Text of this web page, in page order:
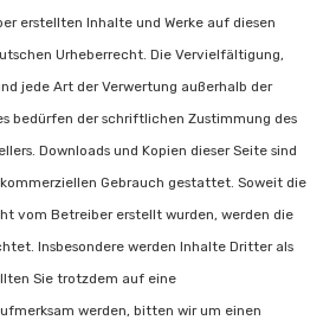
erstellten Inhalte und Werke auf diesen
Urheberrecht. Die Vervielfältigung,
jede Art der Verwertung außerhalb der
bedürfen der schriftlichen Zustimmung des
Downloads und Kopien dieser Seite sind
Gebrauch gestattet. Soweit die
vom Betreiber erstellt wurden, werden die
Insbesondere werden Inhalte Dritter als
Sie trotzdem auf eine
werden, bitten wir um einen